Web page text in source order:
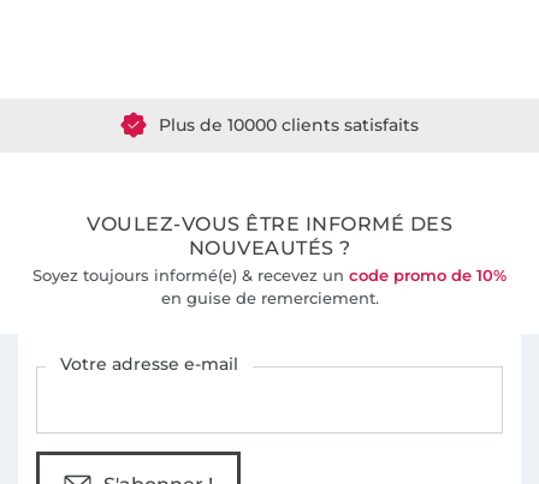
VOULEZ-VOUS ÊTRE INFORMÉ DES
NOUVEAUTÉS ?
Soyez toujours informé(e) & recevez un code promo de 10%
en guise de remerciement.
Votre adresse e-mail